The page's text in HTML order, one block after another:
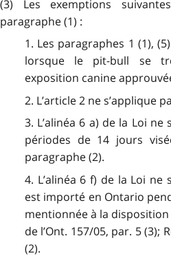
(3) Les exemptions
paragraphe (1) :
1. Les paragraphes 1 (1),
lorsque le pit-bull se
exposition canine
2. L’article 2 ne s’applique
3. L’alinéa 6 a) de la Loi
périodes de 14 jours
paragraphe (2).
4. L’alinéa 6 f) de la Loi ne
est importé en Ontario
mentionnée à la
de l’Ont. 157/05, par. 5 (3);
(2).